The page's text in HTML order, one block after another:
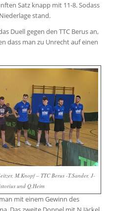
Satz knapp mit 11-8. Sodass
stand.
Duell gegen den TTC Berus an,
dass man zu Unrecht auf einen
M.Knopf – TTC Berus -T.Sander, J-
und Q.Heim
mit einem Gewinn des